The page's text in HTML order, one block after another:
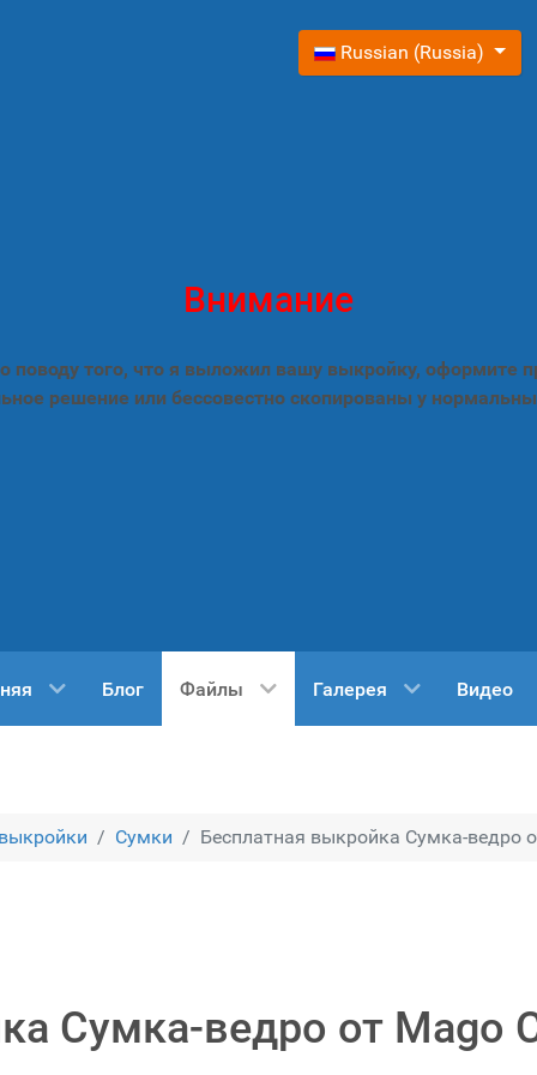
Выберите язык
Russian (Russia)
Внимание
того, что я выложил вашу выкройку, оформите
решение или бессовестно скопированы у
Блог Файлы Галерея Видео
Сумки Бесплатная выкройка Сумка-ведро
Сумка-ведро от Mago